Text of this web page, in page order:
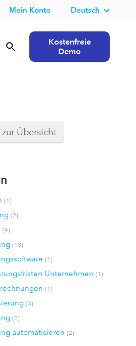
Mein Konto Deutsch
Kostenfreie
Demo
zur Übersicht
(1)
(2)
(4)
(13)
(1)
Unternehmen(1)
(1)
(3)
(2)
automatisieren(2)